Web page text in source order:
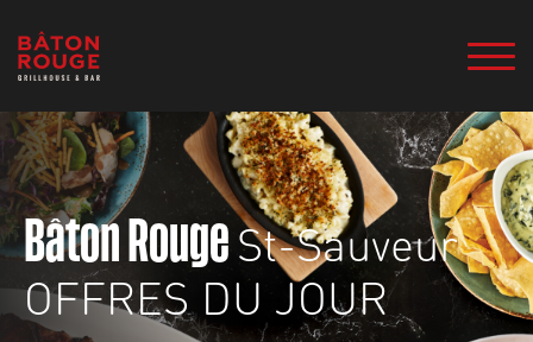
Bâton RougeSt-Sauveur
OFFRES DU JOUR